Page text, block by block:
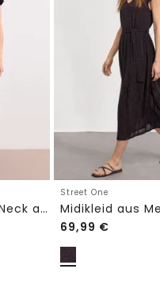
Midi-Kleid mit V-Neck aus Spitze
Street One
69,99 €